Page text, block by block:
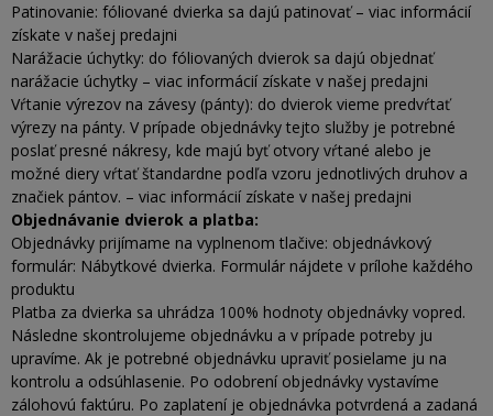
Patinovanie: fóliované dvierka sa dajú patinovať – viac informácií
získate v našej predajni
Narážacie úchytky: do fóliovaných dvierok sa dajú objednať
narážacie úchytky – viac informácií získate v našej predajni
Vŕtanie výrezov na závesy (pánty): do dvierok vieme predvŕtať
výrezy na pánty. V prípade objednávky tejto služby je potrebné
poslať presné nákresy, kde majú byť otvory vŕtané alebo je
možné diery vŕtať štandardne podľa vzoru jednotlivých druhov a
značiek pántov. – viac informácií získate v našej predajni
Objednávanie dvierok a platba:
Objednávky prijímame na vyplnenom tlačive: objednávkový
formulár: Nábytkové dvierka. Formulár nájdete v prílohe každého
produktu
Platba za dvierka sa uhrádza 100% hodnoty objednávky vopred.
Následne skontrolujeme objednávku a v prípade potreby ju
upravíme. Ak je potrebné objednávku upraviť posielame ju na
kontrolu a odsúhlasenie. Po odobrení objednávky vystavíme
zálohovú faktúru. Po zaplatení je objednávka potvrdená a zadaná